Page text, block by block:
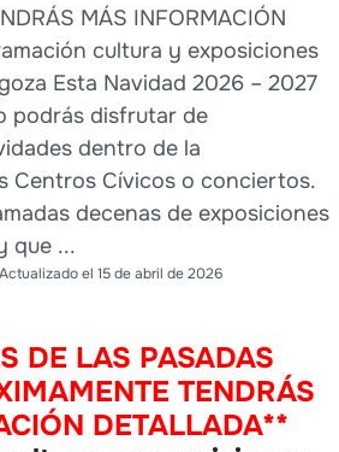
MÁS INFORMACIÓN
cultura y exposiciones
Esta Navidad 2026 – 2027
podrás disfrutar de
dentro de la
Centros Cívicos o conciertos.
decenas de exposiciones
que ...
Actualizado el 15 de abril de 2026
DE LAS PASADAS
TENDRÁS
DETALLADA**